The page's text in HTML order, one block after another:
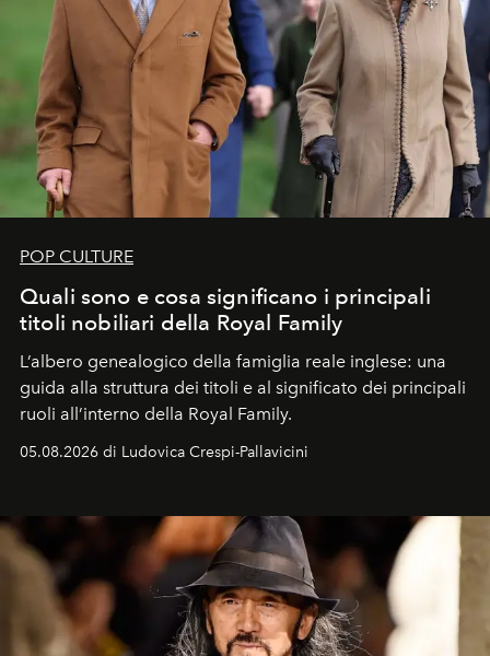
POP CULTURE
Quali sono e cosa significano i principali
titoli nobiliari della Royal Family
L’albero genealogico della famiglia reale inglese: una
guida alla struttura dei titoli e al significato dei principali
ruoli all’interno della Royal Family.
05.08.2026 di Ludovica Crespi-Pallavicini